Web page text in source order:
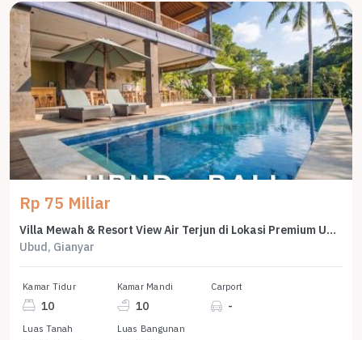
Rp 75 Miliar
Villa Mewah & Resort View Air Terjun di Lokasi Premium Ubud Bali
Ubud, Gianyar
Kamar Tidur
10
Kamar Mandi
10
Carport
-
Luas Tanah Luas Bangunan